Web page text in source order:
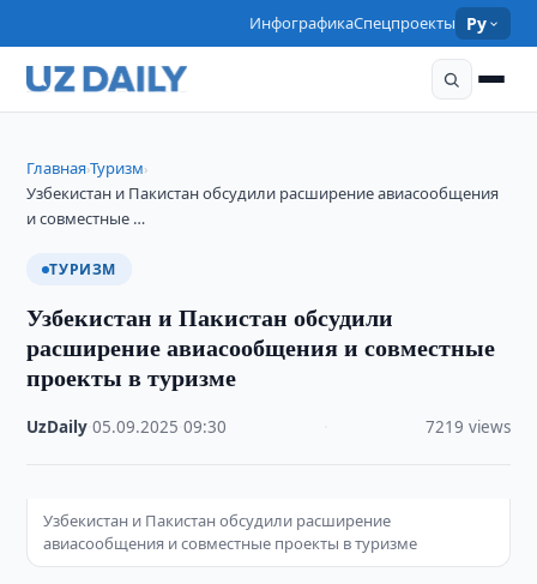
ИнфографикаСпецпроекты Ру
Главная›Туризм›
Узбекистан и Пакистан обсудили расширение авиасообщения
и совместные …
ТУРИЗМ
Узбекистан и Пакистан обсудили
расширение авиасообщения и совместные
проекты в туризме
UzDaily ·05.09.2025 ·09:30 7219 views
Узбекистан и Пакистан обсудили расширение
авиасообщения и совместные проекты в туризме